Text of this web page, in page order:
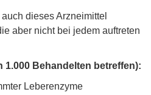
dieses Arzneimittel
aber nicht bei jedem auftreten
1.000 Behandelten betreffen):
Leberenzyme